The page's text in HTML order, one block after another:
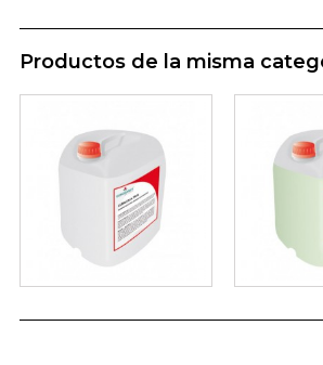
Productos de la misma